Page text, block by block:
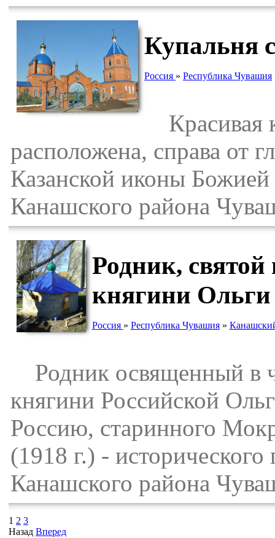
Купальня
Россия »Республика Чувашия
Красивая
расположена, справа от
Казанской иконы
Канашского района
Родник, святой
княгини
Россия » Республика Чувашия»
Родник освященный в
княгини Российской
Россию, старинного
(1918 г.) -
Канашского района
1 2 3
Назад Вперед